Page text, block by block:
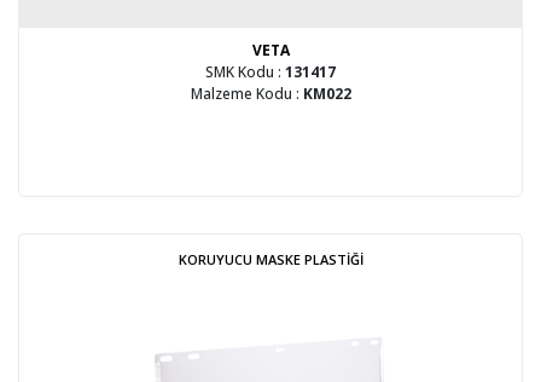
VETA
SMK Kodu : 131417
Malzeme Kodu : KM022
KORUYUCU MASKE PLASTİĞİ